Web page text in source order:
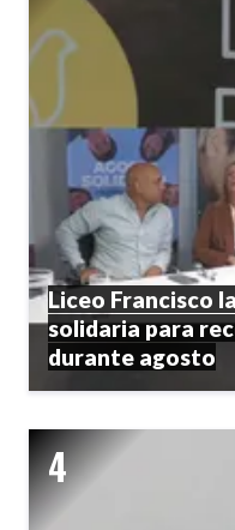
Liceo Francisco
solidaria para
durante agosto